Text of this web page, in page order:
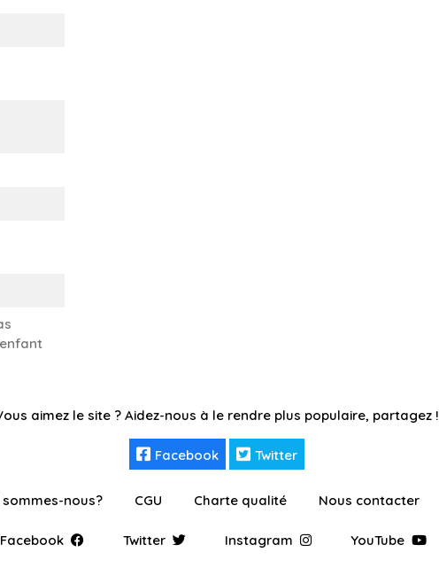
aimez le site ? Aidez-nous à le rendre plus populaire, partagez !
Facebook Twitter
sommes-nous? CGU Charte qualité Nous contacter
Facebook Twitter Instagram YouTube